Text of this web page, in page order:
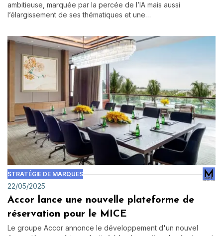
ambitieuse, marquée par la percée de l’IA mais aussi
l’élargissement de ses thématiques et une…
STRATÉGIE DE MARQUES
22/05/2025
Accor lance une nouvelle plateforme de
réservation pour le MICE
Le groupe Accor annonce le développement d'un nouvel